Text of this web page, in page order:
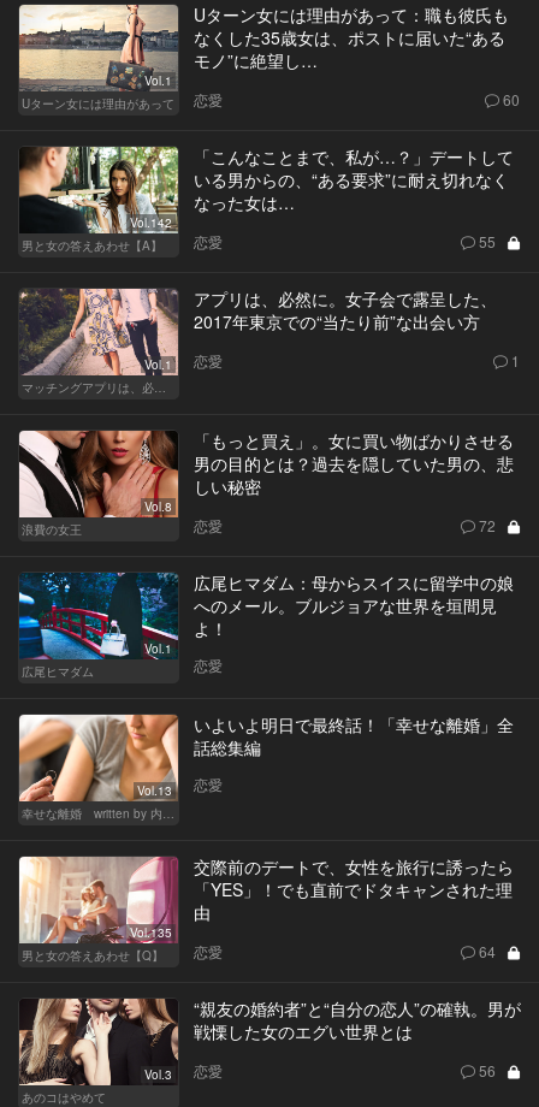
Vol.1
Uターン女には理由があって
Uターン女には理由があって：職も彼氏も
なくした35歳女は、ポストに届いた“ある
モノ”に絶望し…
恋愛 60
Vol.142
男と女の答えあわせ【A】
「こんなことまで、私が…？」デートして
いる男からの、“ある要求”に耐え切れなく
なった女は…
恋愛 55
Vol.1
アプリは、必然に。女子会で露呈した、
2017年東京での“当たり前”な出会い方
恋愛 1
Vol.8
浪費の女王
「もっと買え」。女に買い物ばかりさせる
男の目的とは？過去を隠していた男の、悲
しい秘密
恋愛 72
Vol.1
広尾ヒマダム
広尾ヒマダム：母からスイスに留学中の娘
へのメール。ブルジョアな世界を垣間見
よ！
恋愛
Vol.13
いよいよ明日で最終話！「幸せな離婚」全
話総集編
恋愛
Vol.135
男と女の答えあわせ【Q】
交際前のデートで、女性を旅行に誘ったら
「YES」！でも直前でドタキャンされた理
由
恋愛 64
Vol.3
あのコはやめて
“親友の婚約者”と“自分の恋人”の確執。男が
戦慄した女のエグい世界とは
恋愛 56